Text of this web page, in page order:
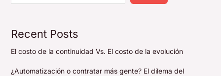
Recent Posts
El costo de la continuidad Vs. El costo de la evolución
¿Automatización o contratar más gente? El dilema del